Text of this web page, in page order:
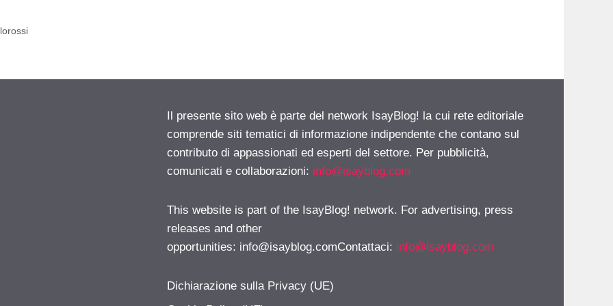
Il presente sito web è parte del network IsayBlog! la cui rete editoriale
comprende siti tematici di informazione indipendente che contano sul
contributo di appassionati ed esperti del settore. Per pubblicità,
comunicati e collaborazioni: info@isayblog.com
This website is part of the IsayBlog! network. For advertising, press
releases and other
opportunities: info@isayblog.comContattaci: info@isayblog.com
Dichiarazione sulla Privacy (UE)